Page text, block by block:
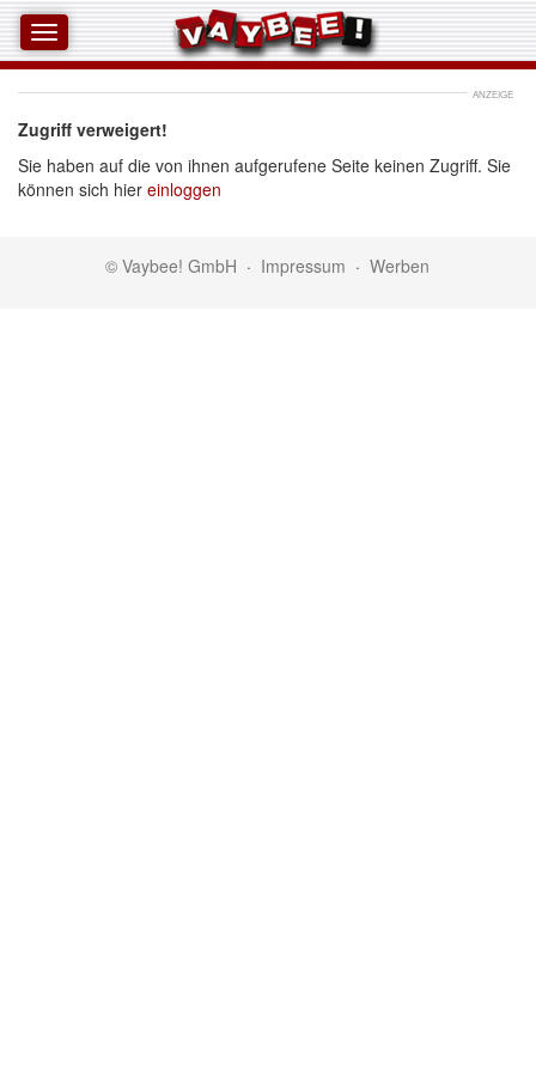
ANZEIGE
Zugriff verweigert!
Sie haben auf die von ihnen aufgerufene Seite keinen Zugriff. Sie
können sich hier einloggen
© Vaybee! GmbH · Impressum · Werben